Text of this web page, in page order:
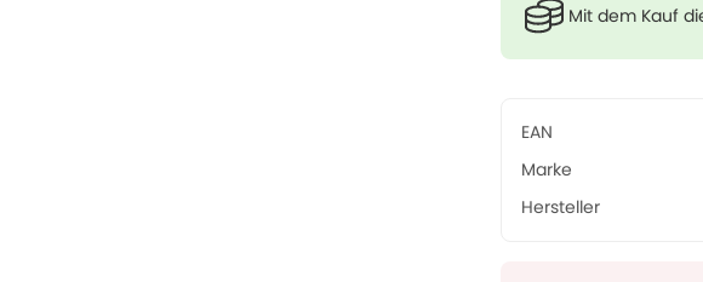
Mit dem Kauf
EAN
Marke
Hersteller